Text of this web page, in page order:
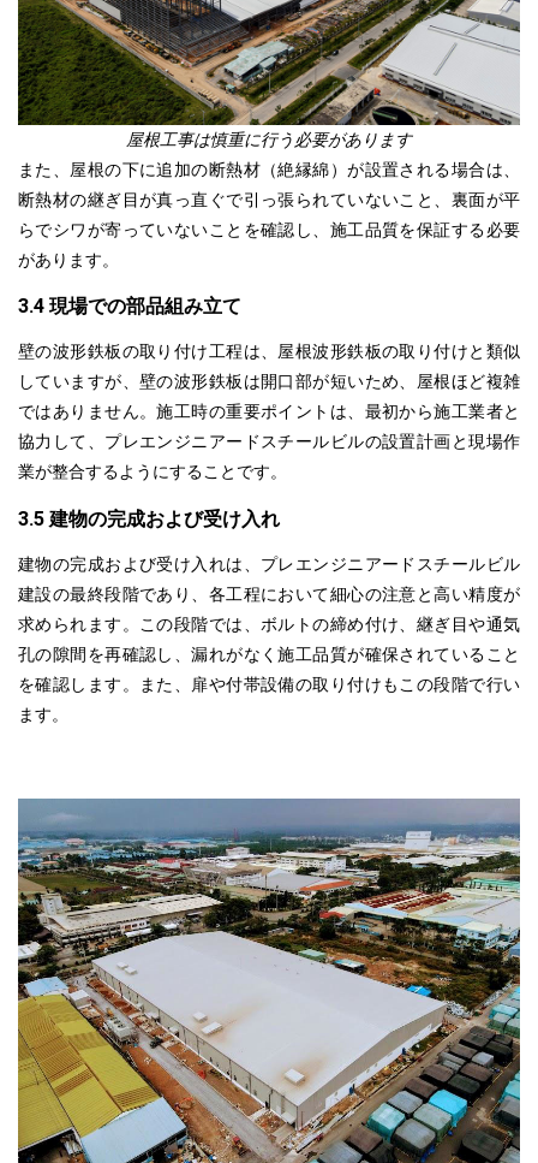
屋根工事は慎重に行う必要があります
また、屋根の下に追加の断熱材（絶縁綿）が設置される場合は、
断熱材の継ぎ目が真っ直ぐで引っ張られていないこと
、裏面が平
らでシワが寄っていないことを確認し、施工品質を保証する必要
があります。
3.4 現場での部品組み立て
壁の波形鉄板の取り付け工程は、屋根波形鉄板の取り付けと類似
していますが、壁の波形鉄板は開口部が短いため、屋根ほど複雑
ではありません。施工時の重要ポイントは、最初から施工業者と
協力して、 プレエンジニアードスチールビルの設置計画と現場作
業が整合するようにすることです。
3.5 建物の完成および受け入れ
建物の完成および受け入れは、 プレエンジニアードスチールビル
建設の最終段階であり、各工程において細心の注意と高い精度が
求められます。この段階では、ボルトの締め付け、継ぎ目や通気
孔の隙間を再確認し、漏れがなく施工品質が確保されていること
を確認します。また、扉や付帯設備の取り付けもこの段階で行い
ます。